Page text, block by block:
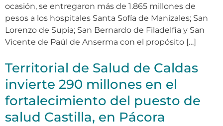
ocasión, se entregaron más de 1.865 millones de
pesos a los hospitales Santa Sofía de Manizales; San
Lorenzo de Supía; San Bernardo de Filadelfia y San
Vicente de Paúl de Anserma con el propósito […]
Territorial de Salud de Caldas
invierte 290 millones en el
fortalecimiento del puesto de
salud Castilla, en Pácora